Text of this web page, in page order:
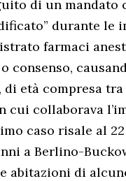
di un mandato
durante le
farmaci
consenso,
età compresa tra
collaborava
caso risale al
a Berlino-
abitazioni di